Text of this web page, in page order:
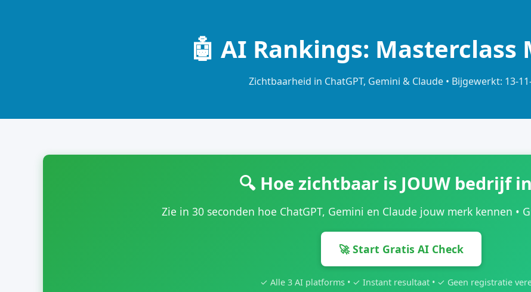
🤖 AI Rankings: Masterclass
Zichtbaarheid in ChatGPT, Gemini & Claude • Bijgewerkt: 13-
🔍 Hoe zichtbaar is JOUW bedrijf
Zie in 30 seconden hoe ChatGPT, Gemini en Claude jouw merk kennen •
🚀 Start Gratis AI Check
✓ Alle 3 AI platforms • ✓ Instant resultaat • ✓ Geen registratie